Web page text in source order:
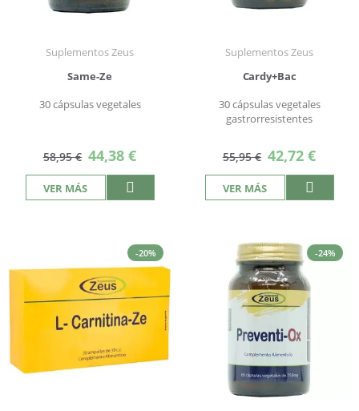
Suplementos Zeus
Same-Ze
30 cápsulas vegetales
58,95 € Precio
especial
44,38 €
VER MÁS
Suplementos Zeus
Cardy+Bac
30 cápsulas vegetales
gastrorresistentes
55,95 € Precio
especial
42,72 €
VER MÁS
-20% -24%